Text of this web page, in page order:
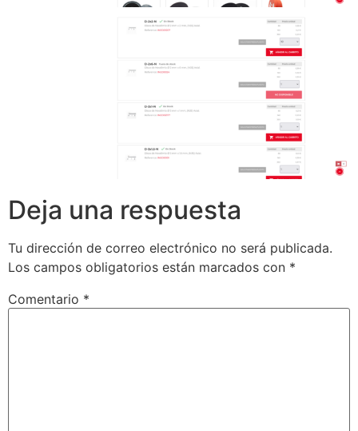
Deja una respuesta
Tu dirección de correo electrónico no será publicada.
Los campos obligatorios están marcados con *
Comentario *